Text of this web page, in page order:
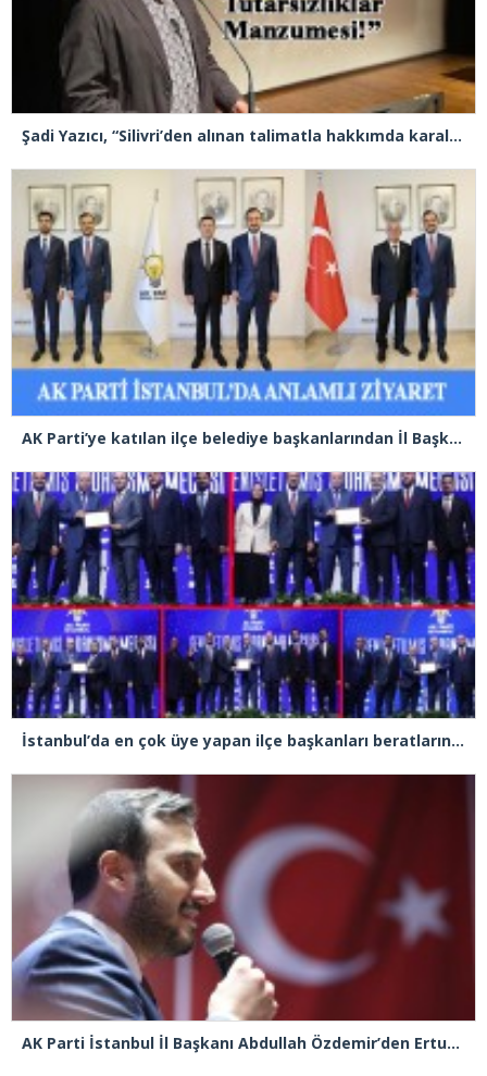
Şadi Yazıcı, “Silivri’den alınan talimatla hakkımda karalama kampanyası yürütülüyor”
AK Parti’ye katılan ilçe belediye başkanlarından İl Başkanı Özdemir’e ziyaret
İstanbul’da en çok üye yapan ilçe başkanları beratlarını Cumhurbaşkanı Erdoğan’ın elinden aldı
AK Parti İstanbul İl Başkanı Abdullah Özdemir’den Ertuğrul Özkök’e “Franco” tepkisi